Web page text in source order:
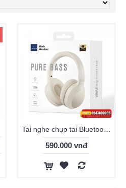
590.000 vnđ